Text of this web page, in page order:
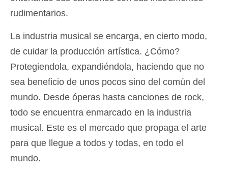
rudimentarios.
La industria musical se encarga, en cierto modo,
de cuidar la producción artística. ¿Cómo?
Protegiendola, expandiéndola, haciendo que no
sea beneficio de unos pocos sino del común del
mundo. Desde óperas hasta canciones de rock,
todo se encuentra enmarcado en la industria
musical. Este es el mercado que propaga el arte
para que llegue a todos y todas, en todo el
mundo.